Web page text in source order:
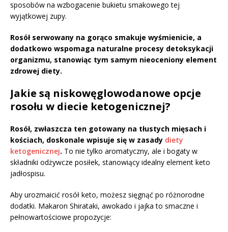
sposobów na wzbogacenie bukietu smakowego tej
wyjątkowej zupy.
Rosół serwowany na gorąco smakuje wyśmienicie, a
dodatkowo wspomaga naturalne procesy detoksykacji
organizmu, stanowiąc tym samym nieoceniony element
zdrowej diety.
Jakie są niskowęglowodanowe opcje
rosołu w diecie ketogenicznej?
Rosół, zwłaszcza ten gotowany na tłustych mięsach i
kościach, doskonale wpisuje się w zasady diety
ketogenicznej. To nie tylko aromatyczny, ale i bogaty w
składniki odżywcze posiłek, stanowiący idealny element keto
jadłospisu.
Aby urozmaicić rosół keto, możesz sięgnąć po różnorodne
dodatki. Makaron Shirataki, awokado i jajka to smaczne i
pełnowartościowe propozycje: